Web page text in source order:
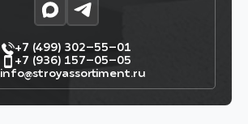
+7 (499) 302–55–01
+7 (936) 157–05–05
info@stroyassortiment.ru